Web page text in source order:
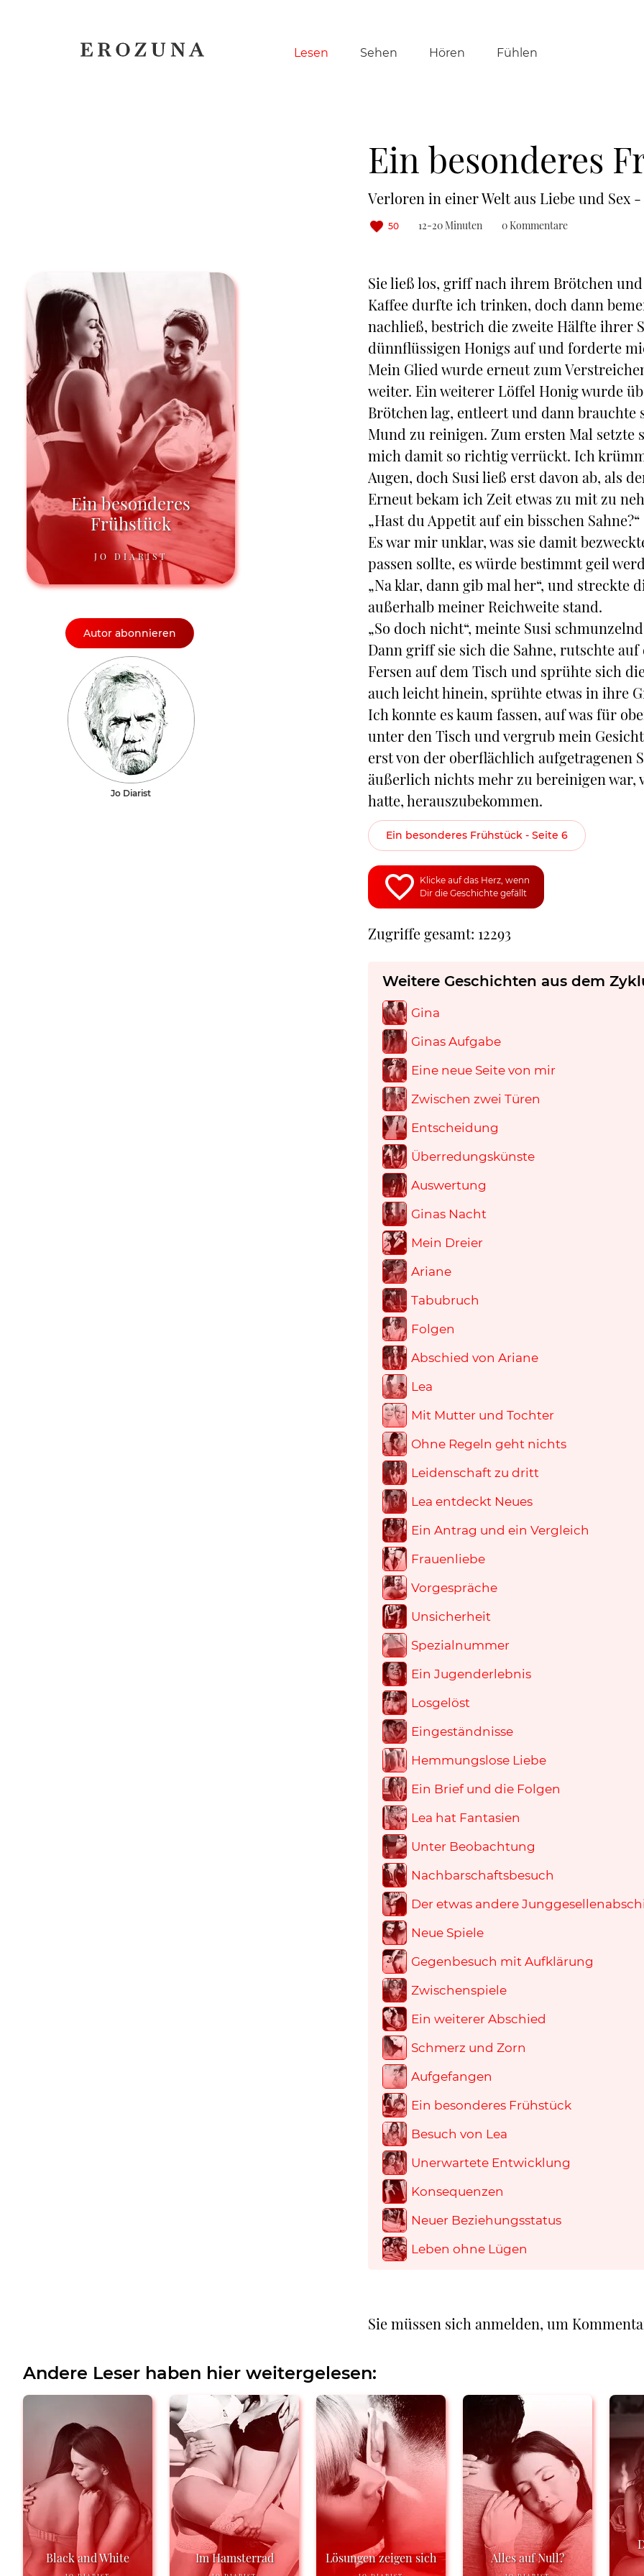
Navigation
Lesen Sehen Hören Fühlen
Ein besonderes
Verloren in einer Welt aus Liebe und Sex -
50 12-20 Minuten 0 Kommentare
Ein besonderes
Frühstück
JO DIARIST
Autor abonnieren
Jo Diarist
Sie ließ los, griff nach ihrem Brötchen
Kaffee durfte ich trinken, doch dann
nachließ, bestrich die zweite Hälfte ihrer
dünnflüssigen Honigs auf und forderte
Mein Glied wurde erneut zum
weiter. Ein weiterer Löffel Honig wurde
Brötchen lag, entleert und dann brauchte
Mund zu reinigen. Zum ersten Mal setzte
mich damit so richtig verrückt. Ich
Augen, doch Susi ließ erst davon ab, als
Erneut bekam ich Zeit etwas zu mit zu
„Hast du Appetit auf ein bisschen Sahne?“
Es war mir unklar, was sie damit
passen sollte, es würde bestimmt geil
„Na klar, dann gib mal her“, und streckte
außerhalb meiner Reichweite stand.
„So doch nicht“, meinte Susi
Dann griff sie sich die Sahne, rutschte
Fersen auf dem Tisch und sprühte sich
auch leicht hinein, sprühte etwas in ihre
Ich konnte es kaum fassen, auf was für
unter den Tisch und vergrub mein
erst von der oberflächlich aufgetragenen
äußerlich nichts mehr zu bereinigen war,
hatte, herauszubekommen.
Ein besonderes Frühstück - Seite 6
Klicke auf das Herz, wenn
Dir die Geschichte gefällt
Zugriffe gesamt: 12293
Weitere Geschichten aus dem
Gina
Ginas Aufgabe
Eine neue Seite von mir
Zwischen zwei Türen
Entscheidung
Überredungskünste
Auswertung
Ginas Nacht
Mein Dreier
Ariane
Tabubruch
Folgen
Abschied von Ariane
Lea
Mit Mutter und Tochter
Ohne Regeln geht nichts
Leidenschaft zu dritt
Lea entdeckt Neues
Ein Antrag und ein Vergleich
Frauenliebe
Vorgespräche
Unsicherheit
Spezialnummer
Ein Jugenderlebnis
Losgelöst
Eingeständnisse
Hemmungslose Liebe
Ein Brief und die Folgen
Lea hat Fantasien
Unter Beobachtung
Nachbarschaftsbesuch
Der etwas andere
Neue Spiele
Gegenbesuch mit Aufklärung
Zwischenspiele
Ein weiterer Abschied
Schmerz und Zorn
Aufgefangen
Ein besonderes Frühstück
Besuch von Lea
Unerwartete Entwicklung
Konsequenzen
Neuer Beziehungsstatus
Leben ohne Lügen
Sie müssen sich anmelden, um
Andere Leser haben hier weitergelesen:
Black and White Im Hamsterrad Lösungen zeigen sich Alles auf Null?